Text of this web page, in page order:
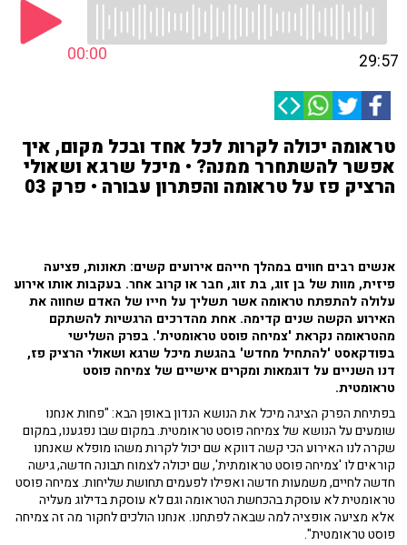
00:00 29:57
טראומה יכולה לקרות לכל אחד ובכל מקום, איך
אפשר להשתחרר ממנה? • מיכל שרגא ושאולי
הרציק פז על טראומה והפתרון עבורה • פרק 03
אנשים רבים חווים במהלך חייהם אירועים קשים: תאונות, פציעה
פיזית, מוות של בן זוג, בת זוג, חבר או קרוב אחר. בעקבות אותו אירוע
עלולה להתפתח טראומה אשר תשליך על חייו של האדם שחווה את
האירוע הקשה שנים קדימה. אחת מהדרכים הרגשיות להשתקם
מהטראומה נקראת 'צמיחה פוסט טראומטית'. בפרק השלישי
בפודקאסט 'להתחיל מחדש' בהגשת מיכל שרגא ושאולי הרציק פז,
דנו השניים על דוגמאות ומקרים אישיים של צמיחה פוסט
טראומטית.
בפתיחת הפרק הציגה מיכל את הנושא הנדון באופן הבא: "פחות אנחנו
שומעים על הנושא של צמיחה פוסט טראומטית. במקום שבו נפגענו, במקום
שקרה לנו האירוע הכי קשה דווקא שם יכול לקרות משהו מופלא שאנחנו
קוראים לו 'צמיחה פוסט טראומתית', שם יכולה לצמוח תבונה חדשה, גישה
חדשה לחיים, משמעות חדשה ואפילו לפעמים תחושת שליחות. צמיחה פוסט
טראומטית לא עוסקת בהכחשת הטראומה וגם לא עוסקת בדילוג מעליה
אלא מציעה אופציה למה שבאה לפתחנו. אנחנו הולכים לחקור מה זה צמיחה
פוסט טראומטית".